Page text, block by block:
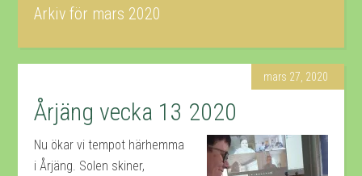
Arkiv för mars 2020
mars 27, 2020
Årjäng vecka 13 2020
Nu ökar vi tempot härhemma
i Årjäng. Solen skiner,